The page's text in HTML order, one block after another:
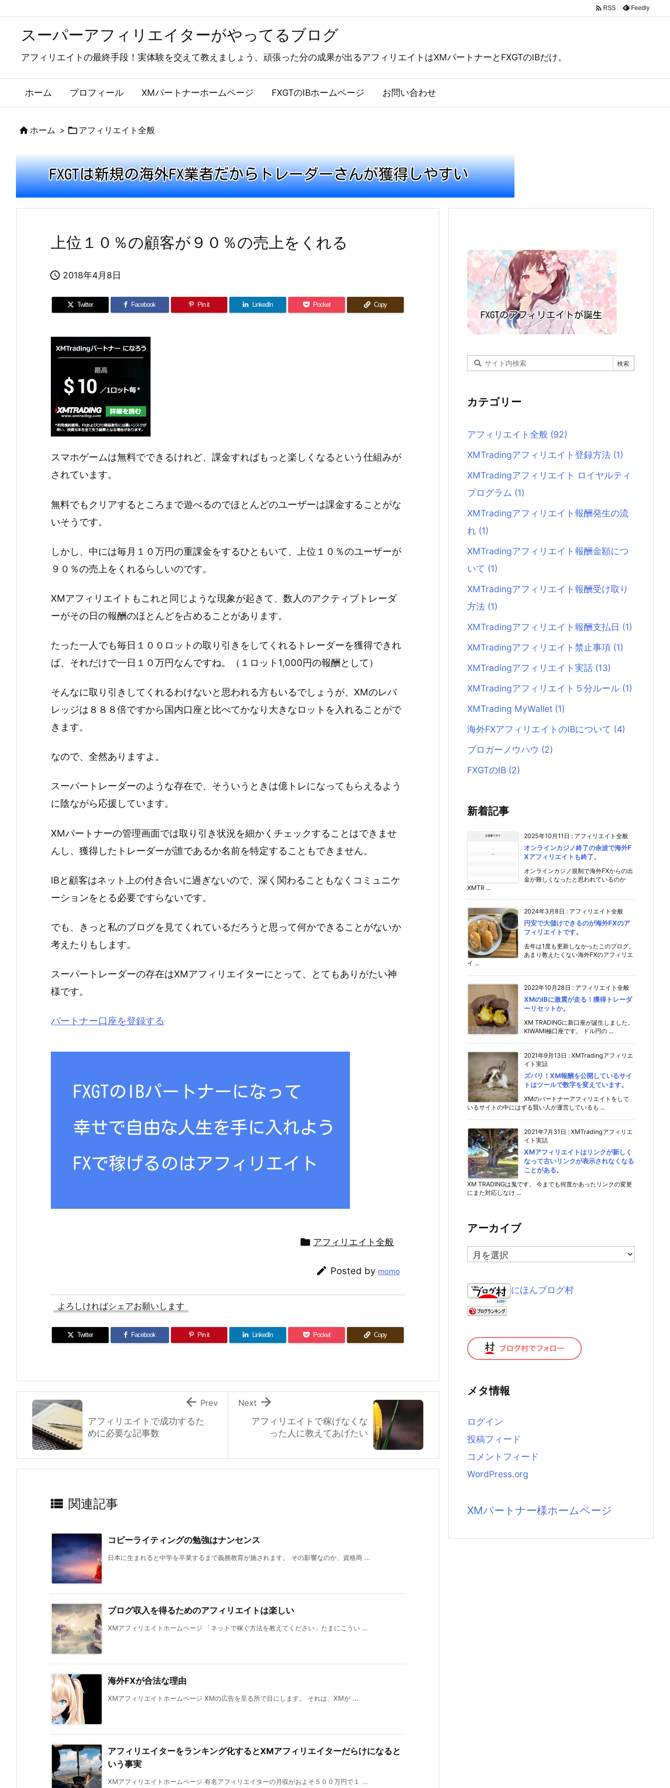
スーパーアフィリエイターがやってるブログ
アフィリエイトの最終手段！実体験を交えて教えましょう、頑張った分の成果が出るアフィリエイトはXMパートナーとFXGTのIBだけ。
ホーム プロフィール XMパートナーホームページ FXGTのIBホームページ お問い合わせ
 RSS Feedly
ホーム >  アフィリエイト全般
上位１０％の顧客が９０％の売上をくれる
 2018年4月8日
Twitter Facebook Pin it LinkedIn Pocket Copy
スマホゲームは無料でできるけれど、課金すればもっと楽しくなるという仕組みが
されています。
無料でもクリアするところまで遊べるのでほとんどのユーザーは課金することがな
いそうです。
しかし、中には毎月１０万円の重課金をするひともいて、上位１０％のユーザーが
９０％の売上をくれるらしいのです。
XMアフィリエイトもこれと同じような現象が起きて、数人のアクティブトレーダ
ーがその日の報酬のほとんどを占めることがあります。
たった一人でも毎日１００ロットの取り引きをしてくれるトレーダーを獲得できれ
ば、それだけで一日１０万円なんですね。（１ロット1,000円の報酬として）
そんなに取り引きしてくれるわけないと思われる方もいるでしょうが、XMのレバ
レッジは８８８倍ですから国内口座と比べてかなり大きなロットを入れることがで
きます。
なので、全然ありますよ。
スーパートレーダーのような存在で、そういうときは億トレになってもらえるよう
に陰ながら応援しています。
XMパートナーの管理画面では取り引き状況を細かくチェックすることはできませ
んし、獲得したトレーダーが誰であるか名前を特定することもできません。
IBと顧客はネット上の付き合いに過ぎないので、深く関わることもなくコミュニケ
ーションをとる必要ですらないです。
でも、きっと私のブログを見てくれているだろうと思って何かできることがないか
考えたりもします。
スーパートレーダーの存在はXMアフィリエイターにとって、とてもありがたい神
様です。
パートナー口座を登録する
 アフィリエイト全般
 Posted by momo
よろしければシェアお願いします
Twitter Facebook Pin it LinkedIn Pocket Copy
アフィリエイトで稼げなくな
った人に教えてあげたい

Next
アフィリエイトで成功するた
めに必要な記事数
 Prev
 関連記事
コピーライティングの勉強はナンセンス
日本に生まれると中学を卒業するまで義務教育が施されます。 その影響なのか、資格商 ...
ブログ収入を得るためのアフィリエイトは楽しい
XMアフィリエイトホームページ 「ネットで稼ぐ方法を教えてください」たまにこうい ...
海外FXが合法な理由
XMアフィリエイトホームページ XMの広告を至る所で目にします。 それは、XMが ...
アフィリエイターをランキング化するとXMアフィリエイターだらけになると
いう事実
XMアフィリエイトホームページ 有名アフィリエイターの月収がおよそ５００万円で１ ...
カテゴリー
アフィリエイト全般 (92)
XMTradingアフィリエイト登録方法 (1)
XMTradingアフィリエイト ロイヤルティ
プログラム (1)
XMTradingアフィリエイト報酬発生の流
れ (1)
XMTradingアフィリエイト報酬金額につ
いて (1)
XMTradingアフィリエイト報酬受け取り
方法 (1)
XMTradingアフィリエイト報酬支払日 (1)
XMTradingアフィリエイト禁止事項 (1)
XMTradingアフィリエイト実話 (13)
XMTradingアフィリエイト５分ルール (1)
XMTrading MyWallet (1)
海外FXアフィリエイトのIBについて (4)
ブロガーノウハウ (2)
FXGTのIB (2)
新着記事
2025年10月11日 : アフィリエイト全般
オンラインカジノ終了の余波で海外F
Xアフィリエイトも終了。
オンラインカジノ規制で海外FXからの出
金が難しくなったと思われているのか
XMTR ...
2024年3月8日 : アフィリエイト全般
円安で大儲けできるのが海外FXのア
フィリエイトです。
去年は1度も更新しなかったこのブログ。
あまり教えたくない海外FXのアフィリエ
イ ...
2022年10月28日 : アフィリエイト全般
XMのIBに激震が走る！獲得トレーダ
ーリセットか。
XM TRADINGに新口座が誕生しました。
KIWAMI極口座です。 ドル円の ...
2021年9月13日 : XMTradingアフィリエ
イト実話
ズバリ！XM報酬を公開しているサイ
トはツールで数字を変えています。
XMのパートナーアフィリエイトをして
いるサイトの中にはずる賢い人が運営しているも ...
2021年7月31日 : XMTradingアフィリエ
イト実話
XMアフィリエイトはリンクが新しく
なって古いリンクが表示されなくなる
ことがある。
XM TRADINGは鬼です。 今までも何度かあったリンクの変更
にまた対応しなけ ...
アーカイブ
ア
ー
イ
ブ
にほんブログ村
メタ情報
ログイン
投稿フィード
コメントフィード
WordPress.org
XMパートナー様ホームページ